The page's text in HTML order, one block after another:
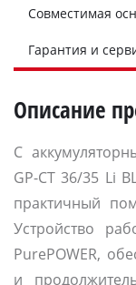
Совместимая
Гарантия и
Описание
С
GP-CT 36/35 Li
практичный
Устройство
PurePOWER,
и